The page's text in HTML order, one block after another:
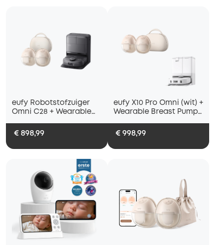
eufy Robotstofzuiger
Omni C28 + Wearable
€ 898,99
eufy X10 Pro Omni (wit) +
Wearable Breast Pump
€ 998,99